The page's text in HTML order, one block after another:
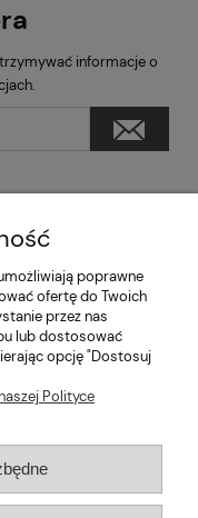
informacje o
poprawne
ofertę do Twoich
przez nas
lub dostosować
opcję "Dostosuj
Polityce